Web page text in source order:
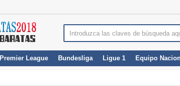
Premier League Bundesliga Ligue 1 Equipo